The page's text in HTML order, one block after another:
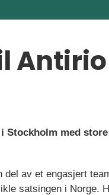
Stockholm med store
av et engasjert
satsingen i Norge.